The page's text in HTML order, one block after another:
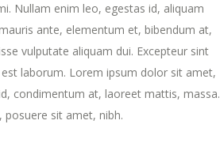
Nullam enim leo, egestas id, aliquam
ante, elementum et, bibendum at,
vulputate aliquam dui. Excepteur sint
laborum. Lorem ipsum dolor sit amet,
condimentum at, laoreet mattis, massa.
sit amet, nibh.